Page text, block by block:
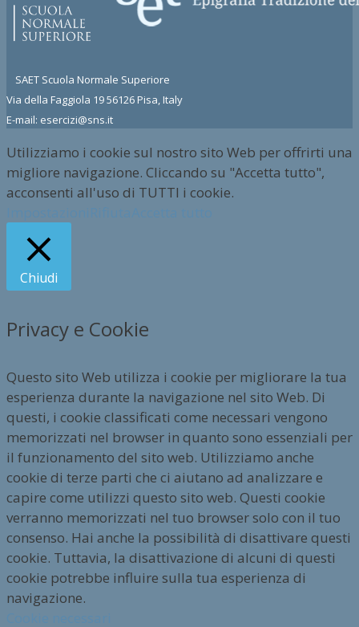
SAET Scuola Normale Superiore
Via della Faggiola 19 56126 Pisa, Italy
E-mail: esercizi@sns.it
Utilizziamo i cookie sul nostro sito Web per offrirti una
migliore navigazione. Cliccando su "Accetta tutto",
acconsenti all'uso di TUTTI i cookie.
Chiudi
Privacy e Cookie
Questo sito Web utilizza i cookie per migliorare la tua
esperienza durante la navigazione nel sito Web. Di
questi, i cookie classificati come necessari vengono
memorizzati nel browser in quanto sono essenziali per
il funzionamento del sito web. Utilizziamo anche
cookie di terze parti che ci aiutano ad analizzare e
capire come utilizzi questo sito web. Questi cookie
verranno memorizzati nel tuo browser solo con il tuo
consenso. Hai anche la possibilità di disattivare questi
cookie. Tuttavia, la disattivazione di alcuni di questi
cookie potrebbe influire sulla tua esperienza di
navigazione.